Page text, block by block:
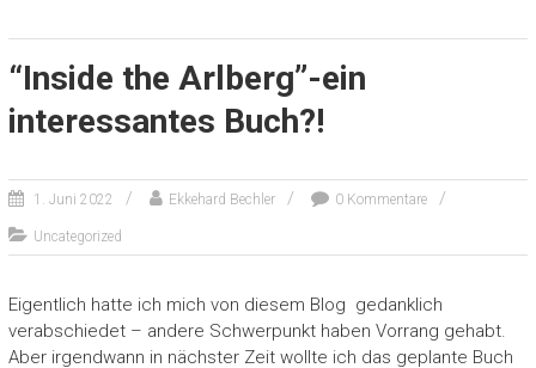
“Inside the Arlberg”-ein
interessantes Buch?!
1. Juni 2022 Ekkehard Bechler 0 Kommentare
Uncategorized
Eigentlich hatte ich mich von diesem Blog gedanklich
verabschiedet – andere Schwerpunkt haben Vorrang gehabt.
Aber irgendwann in nächster Zeit wollte ich das geplante Buch